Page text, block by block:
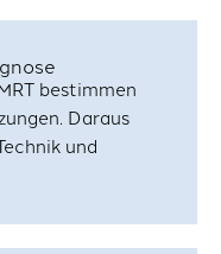
bestimmen
Daraus
und